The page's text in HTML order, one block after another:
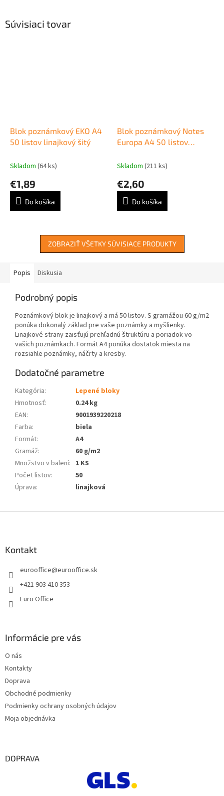
Súvisiaci tovar
Blok poznámkový EKO A4
50 listov linajkový šitý
Skladom (64 ks)
€1,89
Do košíka
Blok poznámkový Notes
Europa A4 50 listov
Skladom (211 ks)
€2,60
Do košíka
ZOBRAZIŤ VŠETKY SÚVISIACE PRODUKTY
Popis Diskusia
Podrobný popis
Poznámkový blok je linajkový a má 50 listov. S gramážou 60 g/m2
ponúka dokonalý základ pre vaše poznámky a myšlienky.
Linajkové strany zaisťujú prehľadnú štruktúru a poriadok vo
vašich poznámkach. Formát A4 ponúka dostatok miesta na
rozsiahle poznámky, náčrty a kresby.
Dodatočné parametre
Kategória:
Lepené bloky
Hmotnosť:
0.24 kg
EAN:
9001939220218
Farba:
biela
Formát:
A4
Gramáž:
60 g/m2
Množstvo v balení: 1 KS
Počet listov:
50
Úprava: linajková
Kontakt
eurooffice@eurooffice.sk
+421 903 410 353
Euro Office
Informácie pre vás
O nás
Kontakty
Doprava
Obchodné podmienky
Podmienky ochrany osobných údajov
Moja objednávka
DOPRAVA